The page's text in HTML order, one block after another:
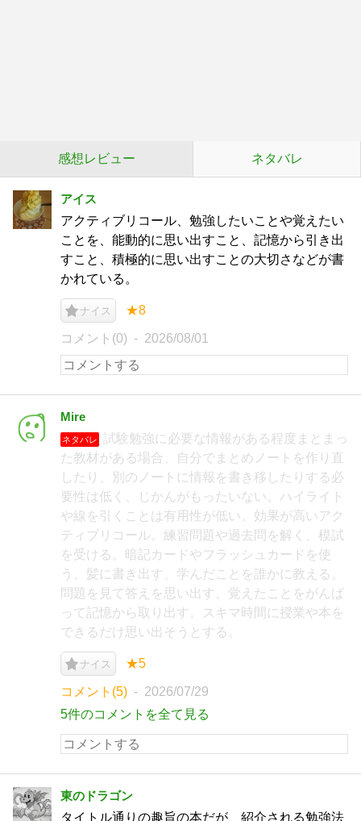
感想レビュー ネタバレ
アイス
アクティブリコール、勉強したいことや覚えたい
ことを、能動的に思い出すこと、記憶から引き出
すこと、積極的に思い出すことの大切さなどが書
かれている。
ナイス ★8
コメント(0) 2026/08/01
Mire
ネタバレ
試験勉強に必要な情報がある程度まとまっ
た教材がある場合、自分でまとめノートを作り直
したり、別のノートに情報を書き移したりする必
要性は低く、じかんがもったいない。ハイライト
や線を引くことは有用性が低い。効果が高いアク
ティブリコール。練習問題や過去問を解く、模試
を受ける。暗記カードやフラッシュカードを使
う、髪に書き出す、学んだことを誰かに教える。
問題を見て答えを思い出す。覚えたことをがんば
って記憶から取り出す。スキマ時間に授業や本を
できるだけ思い出そうとする。
ナイス ★5
コメント(5)
2026/07/29
5件のコメントを全て見る
東のドラゴン
タイトル通りの趣旨の本だが、紹介される勉強法